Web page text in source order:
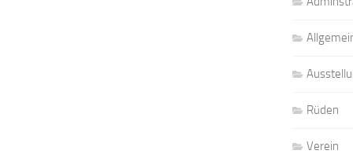
Rüden
Verein